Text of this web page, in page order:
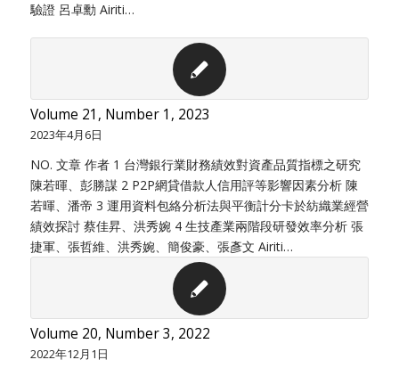
驗證 呂卓勳 Airiti…
Volume 21, Number 1, 2023
2023年4月6日
NO. 文章 作者 1 台灣銀行業財務績效對資產品質指標之研究
陳若暉、彭勝謀 2 P2P網貸借款人信用評等影響因素分析 陳
若暉、潘帝 3 運用資料包絡分析法與平衡計分卡於紡織業經營
績效探討 蔡佳昇、洪秀婉 4 生技產業兩階段研發效率分析 張
捷軍、張哲維、洪秀婉、簡俊豪、張彥文 Airiti…
Volume 20, Number 3, 2022
2022年12月1日